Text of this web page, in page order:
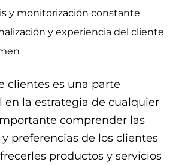
y monitorización constante
y experiencia del cliente
clientes es una parte
la estrategia de cualquier
comprender las
preferencias de los clientes
productos y servicios